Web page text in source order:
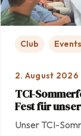
Club Events
2. August 2026
TCI-
Fest für
Unser TCI-